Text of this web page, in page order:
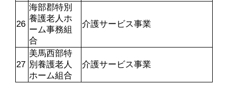
26
海部郡特別
養護老人ホ
ーム事務組
合
介護サービス事業
27
美馬西部特
別養護老人
ホーム組合
介護サービス事業